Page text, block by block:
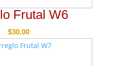
Frutal W6
$30.00